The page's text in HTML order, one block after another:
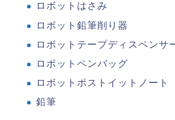
ロボットはさみ
ロボット鉛筆削り器
ロボットテープディスペンサ
ロボットペンバッグ
ロボットポストイットノート
鉛筆